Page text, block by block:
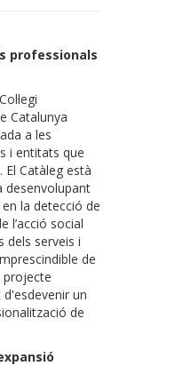
professionals
Catalunya
a les
i entitats que
El Catàleg està
la detecció de
l’acció social
dels serveis i
de
projecte
un
de